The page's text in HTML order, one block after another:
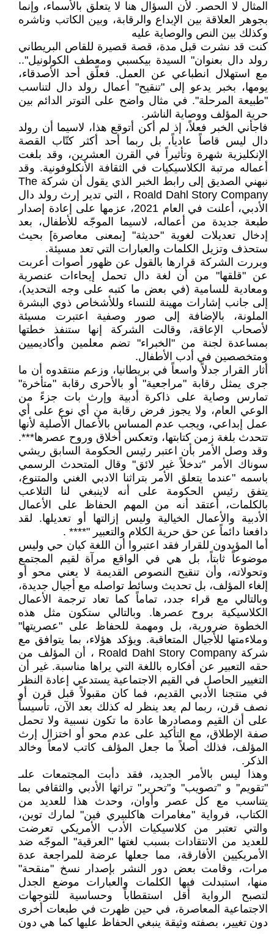
المثال لا الحصر. لأن السؤال هنا لا يتعلق بالأسماء، وإنما
بجوهر العلاقة بين الإبداع والرقابة، وبين الكاتب وناشره
وكذلك بين النص والوصاية عليه
كنت قد نشرت قبل مدة، قصة قصيرة للقاص البريطاني
رولد دال بعنوان" السيدة بيكسبي ومعطف الكولونيل"..
مع استهلال انطباعي عن العمل. فعلّق أحد الأصدقاء،
يومها، بخبر يدعو إلى "تنقيح" أعمال رولد دال لتناسب
"طبيعة المرحلة". في مثال واضح على التوتر الدائم بين
حرية المؤلف ووصاية الناشر.
فاجأني الخبر فعلاً، إذ لم أكن أتوقع هذا، لاسيما أن رولد
دال ليس قاصاً عادياً، بل ربما أحد أكثر كتّاب القصة
الإنكليزية شهرة وتأثيراً في القرن العشرين، وقد بلغت
أعماله مرتبة الكلاسيكيات في الثقافة الأنكلوفونية. وقد
نبهني الصديق إلى رابط الخبر الذي يقول أن شركة The
Roald Dahl Story Company ، التي تدير إرث رولد دال
الأدبي، أعلنت في العام 2021، عزمها على إعادة إصدار
طبعة جديدة من أعماله، لاسيما الموجّه للأطفال، بعد
إدخال تعديلات لغوية "حديثة" [بمعنى معاصرة] بحيث
ستحذف وتزيل الكلمات والعبارات التي تعد مسيئة.
وبررت الشركة قرارها بالقول عن ظهور أصوات أعربت
عن "قلقها" من أن لغة دال تحمل إيحاءات عنصرية
ومعادية للسامية (في بعض ما كتبه على وجه التحديد)،
إلى جانب إشارات مهينة للنساء وللأشخاص ذوي البشرة
الملونة، بالإضافة إلى صور وصفية اعتبرت مسيئة
لأصحاب الإعاقة، وقالت الشركة إنها ستنفذ خطتها
بمساعدة لجنة من "الخبراء" تضم معلمين وأكاديميين
ومتخصصين في أدب الأطفال.
أثار القرار جدلاً واسعاً في بريطانيا، وزعم منتقدوه أن ما
جرى يمثل رقابة "مراجعية" أو بالأحرى رقابة "متأخرة"
تمارس وصاية على ذاكرة أدبية وإرث بات جزءً من
الوعي العام، ولا يجوز فرض رقابة من أي نوع على أي
عمل إبداعي، ويجب عدم المساس بالأعمال الأصلية لأنها
تتحدث بلغة زمن كتابتها، وتعكس أخلاق وروح عصرها***.
وقد وصل الأمر بأن اعتبر رئيس الحكومة السابق ريشي
سوناك الأمر "تدخلاً غير لائق" وقال المتحدث الرسمي
باسمه "عندما يتعلق الأمر بتراثنا الادبي الغني والمتنوع،
يتفق رئيس الحكومة على أنه لاينبغي لنا التلاعب
بالكلمات، أعتقد أنه من المهم الحفاظ على الأعمال
الأدبية والأعمال الخيالية وليس إزالتها أو تعديلها. لقد
دافعنا دائماً عن حق حرية الكلام والتعبير "**** .
أما المؤيدون للقرار فقد اعتبروا أن اللغة كيان حي وليس
موضوعاً ثابتاً، بل هي في الواقع مرآة لقيم المجتمع
وتحولاته، وأن تنقيح النصوص القديمة لا يعني محو أو
إلغاء المؤلف، بل تحديث وسائط تواصله مع أجيال جديدة،
وبالتالي مع قراء جدد، تماماً كما تعاد ترجمة الأعمال
الكلاسيكية بروح عصرها. وبالتالي ستكون مثل هذه
الخطوة ضرورية، بل ومهمة للحفاظ على "عصريتها"
وملاءمتها للأجيال المتعاقبة. ويؤكد هؤلاء، بما يتوافق مع
شركة Roald Dahl Story Company ، أن المؤلف من
حقه التعبير عن أفكاره باللغة التي يراها مناسبة. غير أن
التغيير الحاصل في القيم الاجتماعية يستدعي إعادة النظر
في منتجنا الأدبي القديم، فما كان مقبولاً قبل قرن أو
نصف قرن، ربما لم يعد ينظر له كذلك بعد الآن، تأسيساً
على أن القيم ومصادرها عادة ما تكون نسبية ولا تحمل
صفة الإطلاق، مع التأكيد على عدم محو أو اختزال إرث
المؤلف، فذلك أصلاً ما جعل المؤلف كاتب لامعاً وخالد
الذكر.
وهذا ليس بالأمر الجديد، فقد دأبت المجتمعات علىـ
"تقويم" و "تصويب" و"تحرير" تراثها الأدبي والثقافي بما
يتناسب مع كل عصر وأوان، وحدث هذا للعديد من
الكتاب، فرواية "مغامرات هاكلبيري فين" لمارك توين،
والتي تعتبر من كلاسيكيات الأدب الأمريكي تعرضت
للعديد من الانتقادات بسبب لغتها "العرقية" الموجّه ضد
الأمريكيين الأفارقة، مما جعلها عرضة للمراجعة عدة
مرات، وقامت بعض دور النشر بإصدار نسخ "منقحة"
منها، استبدلت فيها الكلمات والعبارات موضع الجدل
لتصبح الرواية أقل استقطاباً وحساسية للتوجهات
الاجتماعية المعاصرة، في حين ظهرت في طبعات أخرى
دون تغيير، بصفته وثيقة ينبغي الحفاظ عليها كما هي دون